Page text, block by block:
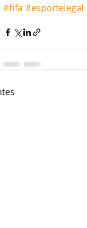
#fifa #esportelegal